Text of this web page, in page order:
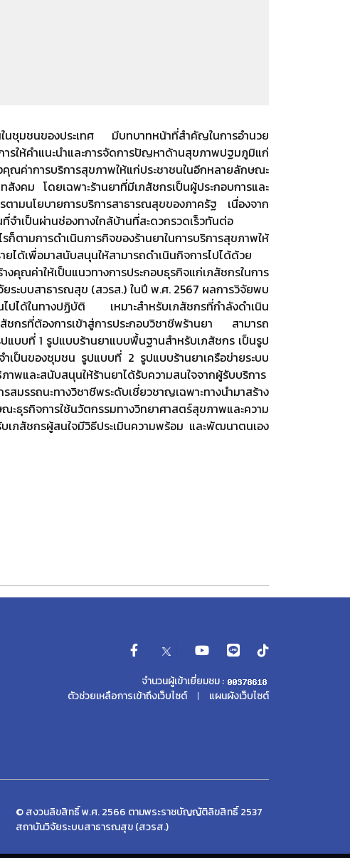
ในชุมชนของประเทศ มีบทบาทหน้าที่สำคัญในการอำนวย
รให้คำแนะนำและการจัดการปัญหาด้านสุขภาพปฐมภูมิแก่
ณค่าการบริการสุขภาพให้แก่ประชาชนในอีกหลายลักษณะ
คม โดยเฉพาะร้านยาที่มีเภสัชกรเป็นผู้ประกอบการและ
มนโยบายการบริการสาธารณสุขของภาครัฐ เนื่องจาก
ำเป็นผ่านช่องทางใกล้บ้านที่สะดวกรวดเร็วทันต่อ
ตามการดำเนินภารกิจของร้านยาในการบริการสุขภาพให้
ได้เพื่อมาสนับสนุนให้สามารถดำเนินกิจการไปได้ด้วย
ณค่าให้เป็นแนวทางการประกอบธุรกิจแก่เภสัชกรในการ
ระบบสาธารณสุข (สวรส.) ในปี พ.ศ. 2567 ผลการวิจัยพบ
ไปได้ในทางปฏิบัติ เหมาะสำหรับเภสัชกรที่กำลังดำเนิน
กรที่ต้องการเข้าสู่การประกอบวิชาชีพร้านยา สามารถ
แบบที่ 1 รูปแบบร้านยาแบบพื้นฐานสำหรับเภสัชกร เป็นรูป
เป็นของชุมชน รูปแบบที่ 2 รูปแบบร้านยาเครือข่ายระบบ
าพและสนับสนุนให้ร้านยาได้รับความสนใจจากผู้รับบริการ
มรรถนะทางวิชาชีพระดับเชี่ยวชาญเฉพาะทางนำมาสร้าง
กิจการใช้นวัตกรรมทางวิทยาศาสตร์สุขภาพและความ
เภสัชกรผู้สนใจมีวิธีประเมินความพร้อม และพัฒนาตนเอง
จำนวนผู้เข้าเยี่ยมชม :
ตัวช่วยเหลือการเข้าถึงเว็บไซต์
แผนผังเว็บไซต์
© สงวนลิขสิทธิ์ พ.ศ. 2566 ตามพระราชบัญญัติลิขสิทธิ์ 2537
สถาบันวิจัยระบบสาธารณสุข (สวรส.)